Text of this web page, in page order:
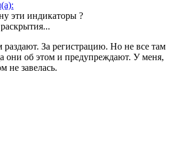
эти индикаторы ?
За регистрацию. Но не все там
они об этом и предупреждают. У меня,
не завелась.